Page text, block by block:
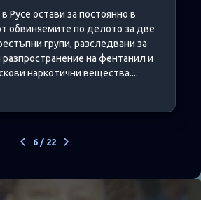
Русе остави за постоянно в
обвиняемите по делото за две
групи, разследвани за
на фентанил и
наркотични вещества....
6 / 22